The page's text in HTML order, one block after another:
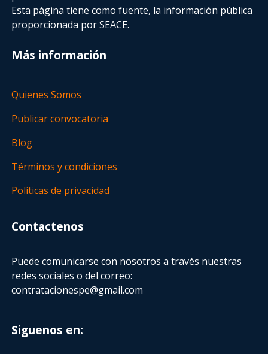
Esta página tiene como fuente, la información pública
proporcionada por SEACE.
Más información
Quienes Somos
Publicar convocatoria
Blog
Términos y condiciones
Políticas de privacidad
Contactenos
Puede comunicarse con nosotros a través nuestras
redes sociales o del correo:
contratacionespe@gmail.com
Siguenos en: